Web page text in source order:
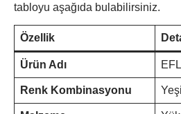
tabloyu aşağıda bulabilirsiniz.
Özellik
Ürün Adı
Renk Kombinasyonu